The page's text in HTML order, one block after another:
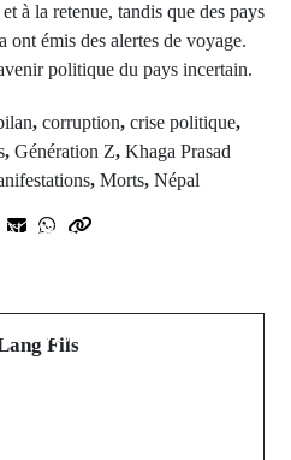
à la retenue, tandis que des pays
ont émis des alertes de voyage.
politique du pays incertain.
, corruption, crise politique,
, Génération Z, Khaga Prasad
, Morts, Népal
FORCÉS ET
Post
Lecornu
Fils